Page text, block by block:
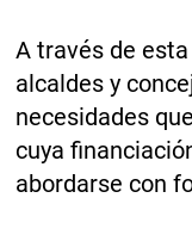
A través de
alcaldes y
necesidades
cuya
abordarse con